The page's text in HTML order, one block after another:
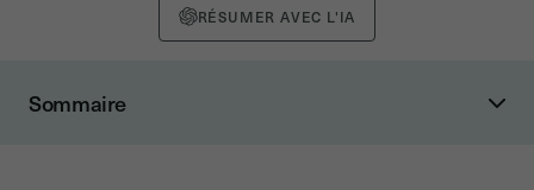
RÉSUMER AVEC L'IA
Sommaire